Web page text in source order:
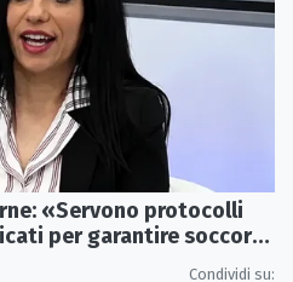
«Servono protocolli
per garantire soccorsi
Condividi su: